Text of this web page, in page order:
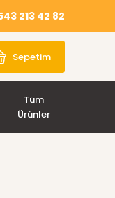
213 42 82
Sepetim
Tüm
Ürünler